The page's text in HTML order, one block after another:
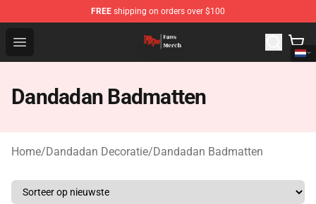
FREE shipping on orders over $100
Open menu
Dandadan Shop - Official Dandadan Merchandise Store
Dandadan Badmatten
Home/Dandadan Decoratie/Dandadan Badmatten